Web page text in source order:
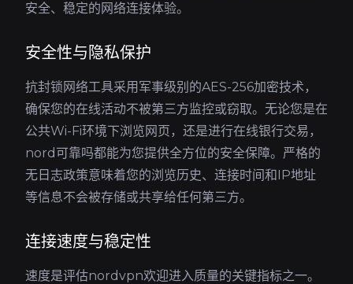
安全、稳定的网络连接体验。
安全性与隐私保护
抗封锁网络工具采用军事级别的AES-256加密技术，
确保您的在线活动不被第三方监控或窃取。无论您是在
公共Wi-Fi环境下浏览网页，还是进行在线银行交易，
nord可靠吗都能为您提供全方位的安全保障。严格的
无日志政策意味着您的浏览历史、连接时间和IP地址
等信息不会被存储或共享给任何第三方。
连接速度与稳定性
速度是评估nordvpn欢迎进入质量的关键指标之一。